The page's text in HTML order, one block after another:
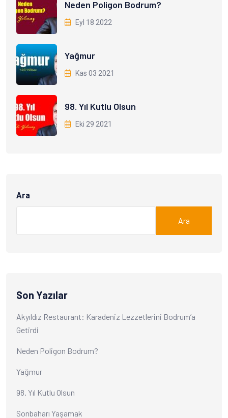
Neden Poligon Bodrum?
Eyl 18 2022
Yağmur
Kas 03 2021
98. Yıl Kutlu Olsun
Eki 29 2021
Ara
Ara
Son Yazılar
Akyıldız Restaurant: Karadeniz Lezzetlerini Bodrum’a
Getirdi
Neden Poligon Bodrum?
Yağmur
98. Yıl Kutlu Olsun
Sonbaharı Yaşamak